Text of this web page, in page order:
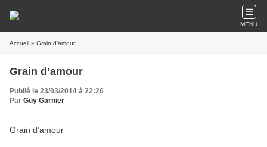
MENU
Accueil » Grain d’amour
Grain d’amour
Publié le 23/03/2014 à 22:26
Par Guy Garnier
Grain d’amour